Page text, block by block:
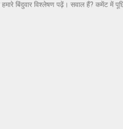
बिंदुवार विश्लेषण पढ़ें। सवाल हैं? कमेंट में